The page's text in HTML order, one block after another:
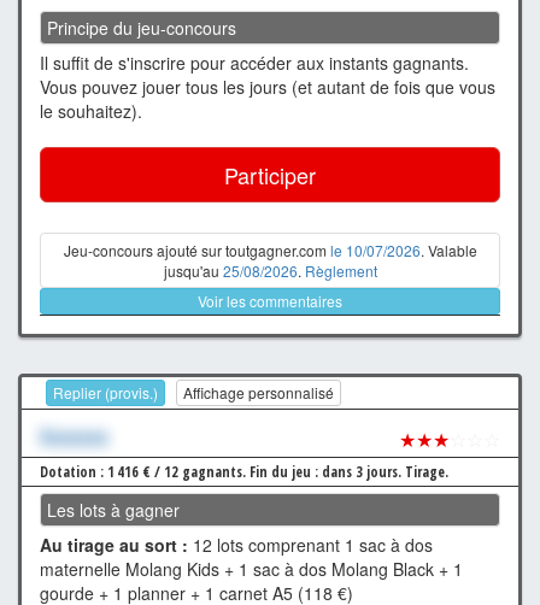
Principe du jeu-concours
Il suffit de s'inscrire pour accéder aux instants gagnants.
Vous pouvez jouer tous les jours (et autant de fois que vous
le souhaitez).
Participer
Jeu-concours ajouté sur toutgagner.com le 10/07/2026. Valable
jusqu'au 25/08/2026. Règlement
Voir les commentaires
Replier (provis.) Affichage personnalisé
Xxxxxxx ★★★
Dotation : 1 416 € / 12 gagnants. Fin du jeu : dans 3 jours. Tirage.
Les lots à gagner
Au tirage au sort : 12 lots comprenant 1 sac à dos
maternelle Molang Kids + 1 sac à dos Molang Black + 1
gourde + 1 planner + 1 carnet A5 (118 €)